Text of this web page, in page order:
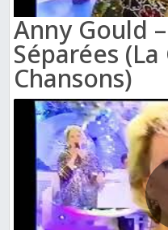
Anny Gould
Séparées
Chansons)